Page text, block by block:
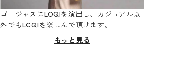
ゴージャスにLOQIを演出し、カジュアル以
外でもLOQIを楽しんで頂けます。
もっと見る